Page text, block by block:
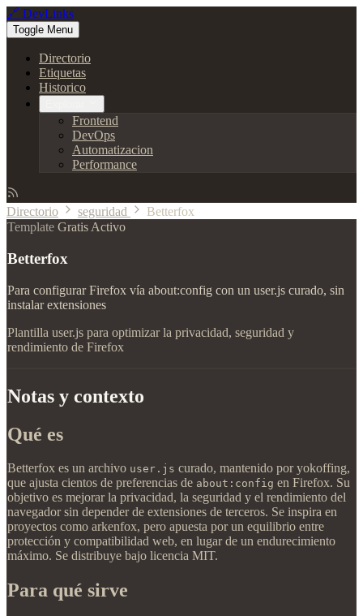
🔗 DevLinks
Toggle Menu
Directorio
Etiquetas
Historico
Frontend
DevOps
Automatizacion
Performance
Directorio seguridad
Betterfox
Template Gratis Activo
Betterfox
Para configurar Firefox vía about:config con un user.js curado, sin
instalar extensiones
Plantilla user.js para optimizar la privacidad, seguridad y
rendimiento de Firefox
Notas y contexto
Qué es
Betterfox es un archivo user.js curado, mantenido por yokoffing,
que ajusta cientos de preferencias de about:config en Firefox. Su
objetivo es mejorar la privacidad, la seguridad y el rendimiento del
navegador sin depender de extensiones de terceros. Se inspira en
proyectos como arkenfox, pero apuesta por un equilibrio entre
protección y compatibilidad web, en lugar de un endurecimiento
máximo. Se distribuye bajo licencia MIT.
Para qué sirve